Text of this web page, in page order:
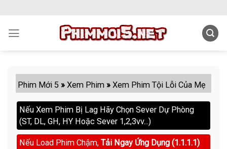
content
Phim Mới 5 »Xem Phim »Xem Phim Tội Lỗi Của Mẹ
Nếu Xem Phim Bị Lag Hãy Chọn Sever Dự Phòng
(ST, DL, GH, HY Hoặc Sever 1,2,3vv...)
Nếu Load Phim Chậm, Tải Ngay Ứng Dụng (1.1.1.1)